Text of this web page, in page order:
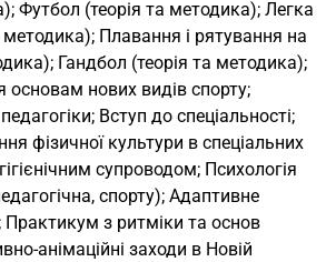
Футбол (теорія та методика); Легка
методика); Плавання і рятування на
Гандбол (теорія та методика);
нових видів спорту;
Вступ до спеціальності;
фізичної культури в спеціальних
супроводом; Психологія
спорту); Адаптивне
Практикум з ритміки та основ
анімаційні заходи в Новій